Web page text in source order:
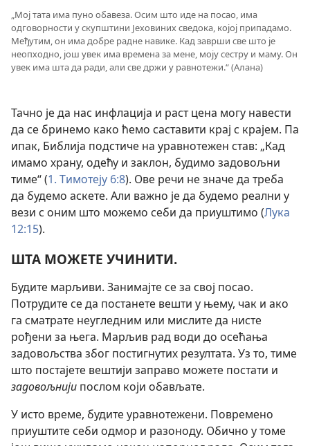
„Мој тата има пуно обавеза. Осим што иде на посао, има
одговорности у скупштини Јеховиних сведока, којој припадамо.
Међутим, он има добре радне навике. Кад заврши све што је
неопходно, још увек има времена за мене, моју сестру и маму. Он
увек има шта да ради, али све држи у равнотежи.“ (Алана)
Тачно је да нас инфлација и раст цена могу навести
да се бринемо како ћемо саставити крај с крајем. Па
ипак, Библија подстиче на уравнотежен став: „Кад
имамо храну, одећу и заклон, будимо задовољни
тиме“ (1. Тимотеју 6:8). Ове речи не значе да треба
да будемо аскете. Али важно је да будемо реални у
вези с оним што можемо себи да приуштимо (Лука
12:15).
ШТА МОЖЕТЕ УЧИНИТИ.
Будите марљиви. Занимајте се за свој посао.
Потрудите се да постанете вешти у њему, чак и ако
га сматрате неугледним или мислите да нисте
рођени за њега. Марљив рад води до осећања
задовољства због постигнутих резултата. Уз то, тиме
што постајете вештији заправо можете постати и
задовољнији послом који обављате.
У исто време, будите уравнотежени. Повремено
приуштите себи одмор и разоноду. Обично у томе